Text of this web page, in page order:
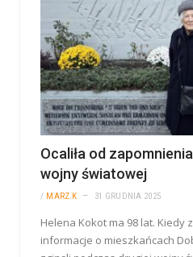
Ocaliła od
wojny światowej
/ MARZ K 31 GRUDNIA 2025
Helena Kokot ma 98 lat. Kiedy
informacje o mieszkańcach